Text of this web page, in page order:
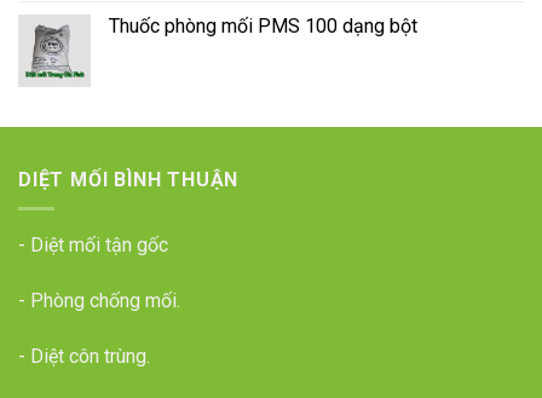
Thuốc phòng mối PMS 100 dạng bột
DIỆT MỐI BÌNH THUẬN
- Diệt mối tận gốc
- Phòng chống mối.
- Diệt côn trùng.